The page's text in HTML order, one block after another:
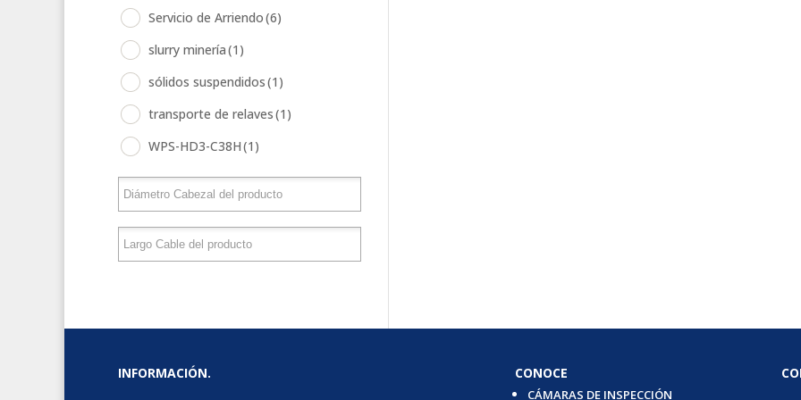
Servicio de Arriendo(6)
slurry minería(1)
sólidos suspendidos(1)
transporte de relaves(1)
WPS-HD3-C38H(1)
INFORMACIÓN.
CONOCE
CÁMARAS DE INSPECCIÓN